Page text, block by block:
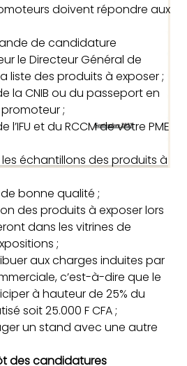
doivent répondre aux
de candidature
le Directeur Général de
liste des produits à exposer ;
la CNIB ou du passeport en
;
et du RCCM de votre PME
échantillons des produits à
bonne qualité ;
des produits à exposer lors
dans les vitrines de
;
aux charges induites par
c’est-à-dire que le
à hauteur de 25% du
soit 25.000 F CFA ;
un stand avec une autre
des candidatures